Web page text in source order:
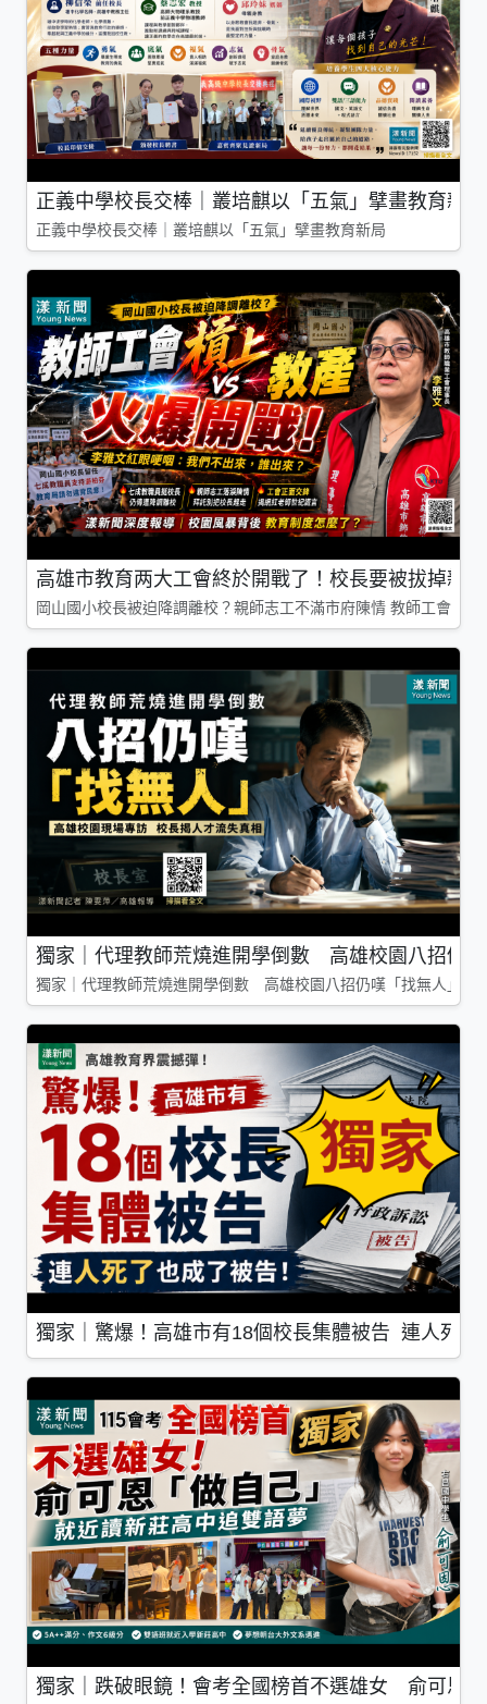
正義中學校長交棒｜叢培麒以「五氣」擘畫教育新局
正義中學校長交棒｜叢培麒以「五氣」擘畫教育新局
高雄市教育两大工會終於開戰了！校長要被拔掉親
岡山國小校長被迫降調離校？親師志工不滿市府陳情 教師工會槓
獨家｜代理教師荒燒進開學倒數 高雄校園八招仍
獨家｜代理教師荒燒進開學倒數 高雄校園八招仍嘆「找無人」
獨家｜驚爆！高雄市有18個校長集體被告 連人死了
獨家｜跌破眼鏡！會考全國榜首不選雄女 俞可恩